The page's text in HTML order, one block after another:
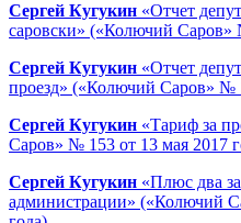
Сергей Кугукин «Отчет
саровски» («Колючий
Сергей Кугукин «Отчет
проезд» («Колючий Саров» №
Сергей Кугукин «Тариф за
Саров» № 153 от 13 мая 2017
Сергей Кугукин «Плюс два
администрации» («Колючий